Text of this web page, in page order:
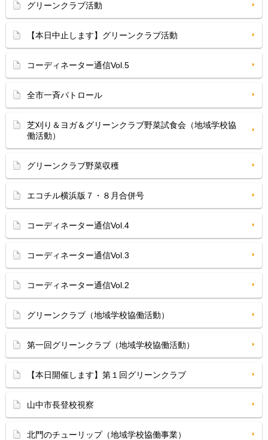
グリーンクラブ活動
【本日中止します】グリーンクラブ活動
コーディネーター通信Vol.5
全市一斉パトロール
芝刈り＆ヨガ＆グリーンクラブ野菜試食会（地域学校協
働活動）
グリーンクラブ野菜収穫
エコチル横浜版７・８月合併号
コーディネーター通信Vol.4
コーディネーター通信Vol.3
コーディネーター通信Vol.2
グリーンクラブ（地域学校協働活動）
第一回グリーンクラブ（地域学校協働活動）
【本日開催します】第１回グリーンクラブ
山中市長登校視察
北門のチューリップ（地域学校協働事業）